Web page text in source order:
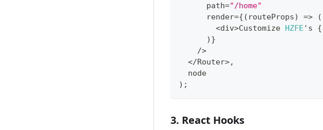
      path
="/home"
      render
={ ( routeProps) =>
(
<div>Customize HZFE 's {
) }
/>
</Router>,
  node
) ;
3. React Hooks